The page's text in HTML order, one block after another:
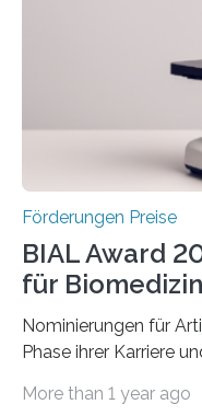
Preis aus. Er richtet
Forscherinnen und
werden soll eine
hochrangige
Förderungen Preise
BIAL Award
für
Nominierungen für
Phase ihrer Karriere
Leben gerufen, um
More than 1 year ago